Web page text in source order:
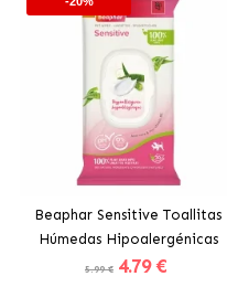
Beaphar Sensitive Toallitas
Húmedas Hipoalergénicas
para Perros y Gatos
5.99 € 4.79 €